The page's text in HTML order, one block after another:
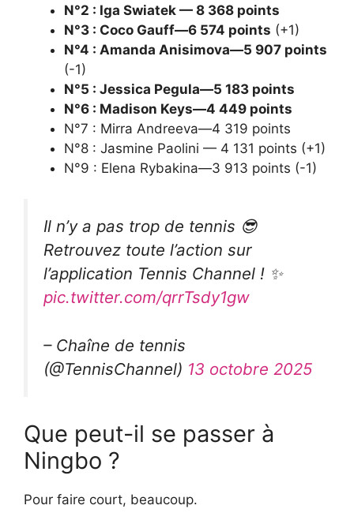
N°2 : Iga Swiatek — 8 368 points
N°3 : Coco Gauff—6 574 points (+1)
N°4 : Amanda Anisimova—5 907 points
(-1)
N°5 : Jessica Pegula—5 183 points
N°6 : Madison Keys—4 449 points
N°7 : Mirra Andreeva—4 319 points
N°8 : Jasmine Paolini — 4 131 points (+1)
N°9 : Elena Rybakina—3 913 points (-1)
Il n’y a pas trop de tennis 😎
Retrouvez toute l’action sur
l’application Tennis Channel ! ✨
pic.twitter.com/qrrTsdy1gw
– Chaîne de tennis
(@TennisChannel) 13 octobre 2025
Que peut-il se passer à
Ningbo ?
Pour faire court, beaucoup.